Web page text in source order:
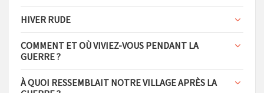
HIVER RUDE
COMMENT ET OÙ VIVIEZ-VOUS PENDANT LA
GUERRE ?
À QUOI RESSEMBLAIT NOTRE VILLAGE APRÈS LA